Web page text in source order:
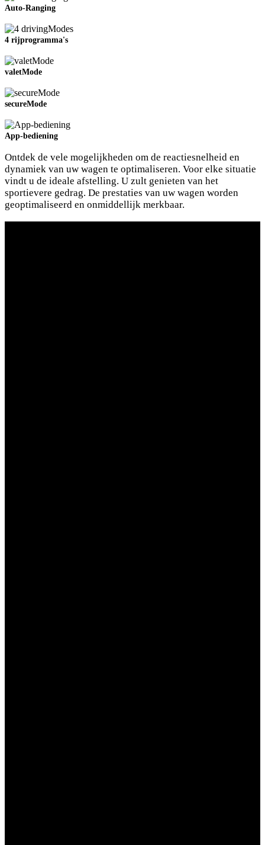
Auto-Ranging
4 rijprogramma's
valetMode
secureMode
App-bediening
Ontdek de vele mogelijkheden om de reactiesnelheid en
dynamiek van uw wagen te optimaliseren. Voor elke situatie
vindt u de ideale afstelling. U zult genieten van het
sportievere gedrag. De prestaties van uw wagen worden
geoptimaliseerd en onmiddellijk merkbaar.
Slide02